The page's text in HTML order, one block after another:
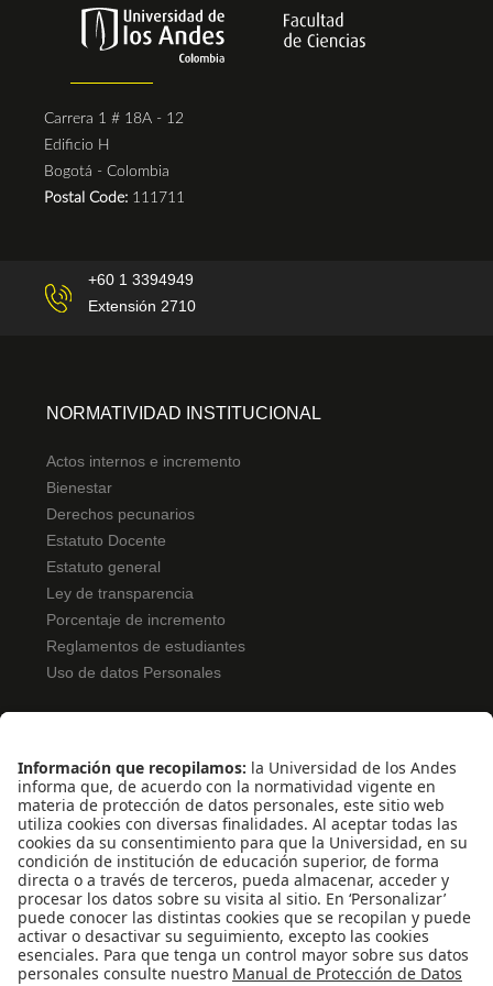
Carrera 1 # 18A - 12
Edificio H
Bogotá - Colombia
Postal Code: 111711
+60 1 3394949
Extensión 2710
NORMATIVIDAD INSTITUCIONAL
Actos internos e incremento
Bienestar
Derechos pecunarios
Estatuto Docente
Estatuto general
Ley de transparencia
Porcentaje de incremento
Reglamentos de estudiantes
Uso de datos Personales
ENLACES RÁPIDOS
Pentágono
Pentágono Virtual
Bolsa de Ofertas
Solicitud de Monitorías
Inscripción Examen de Clasificación